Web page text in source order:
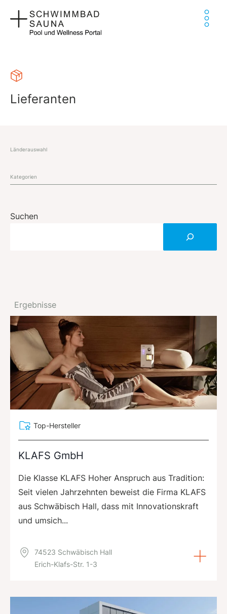
Inhalt
springen
Lieferanten
Ergebnisse
Top-Hersteller
KLAFS GmbH
Die Klasse KLAFS Hoher Anspruch aus Tradition:
Seit vielen Jahrzehnten beweist die Firma KLAFS
aus Schwäbisch Hall, dass mit Innovationskraft
und umsich...
74523 Schwäbisch Hall
Erich-Klafs-Str. 1-3
Länderauswahl
Kategorien
Suchen